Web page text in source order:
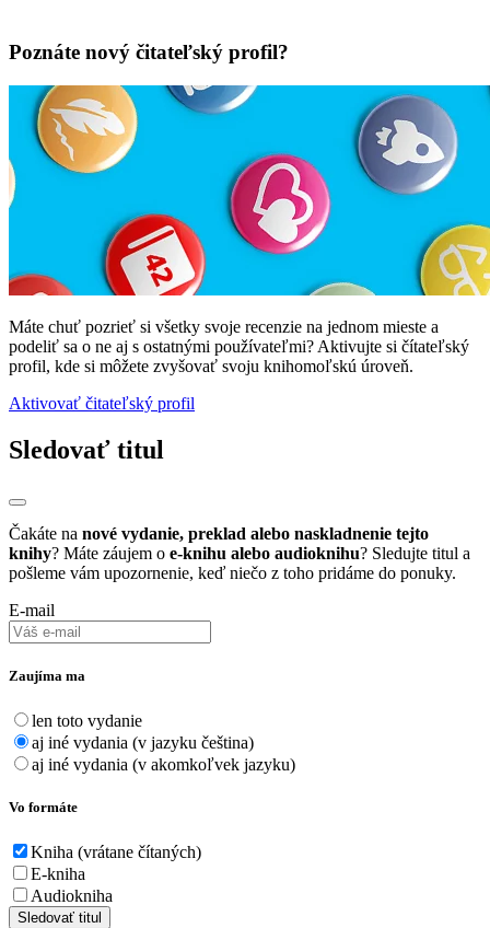
Poznáte nový čitateľský profil?
Máte chuť pozrieť si všetky svoje recenzie na jednom mieste a
podeliť sa o ne aj s ostatnými používateľmi? Aktivujte si čítateľský
profil, kde si môžete zvyšovať svoju knihomoľskú úroveň.
Aktivovať čitateľský profil
Sledovať titul
Čakáte na nové vydanie, preklad alebo naskladnenie tejto
knihy? Máte záujem o e-knihu alebo audioknihu? Sledujte titul a
pošleme vám upozornenie, keď niečo z toho pridáme do ponuky.
E-mail
Zaujíma ma
len toto vydanie
aj iné vydania (v jazyku čeština)
aj iné vydania (v akomkoľvek jazyku)
Vo formáte
Kniha (vrátane čítaných)
E-kniha
Audiokniha
Sledovať titul